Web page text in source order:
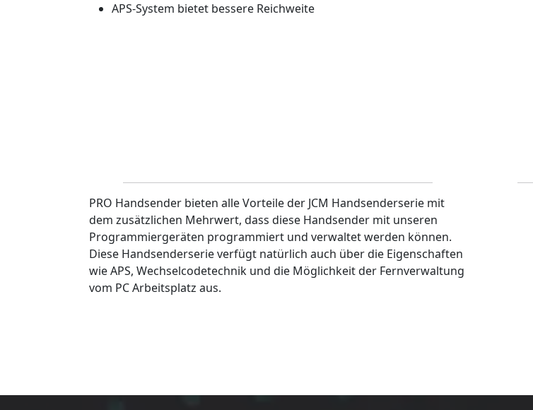
APS-System bietet bessere Reichweite
PRO Handsender bieten alle Vorteile der JCM Handsenderserie mit
dem zusätzlichen Mehrwert, dass diese Handsender mit unseren
Programmiergeräten programmiert und verwaltet werden können.
Diese Handsenderserie verfügt natürlich auch über die Eigenschaften
wie APS, Wechselcodetechnik und die Möglichkeit der Fernverwaltung
vom PC Arbeitsplatz aus.